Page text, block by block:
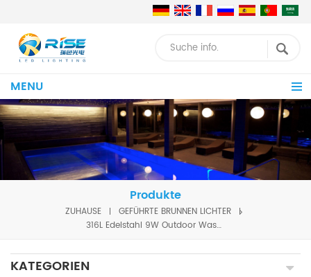
MENU
Produkte
ZUHAUSE
GEFÜHRTE BRUNNEN LICHTER
316L Edelstahl 9W Outdoor Wasserbrunnen Garten Unterwasser-LED-Leuchten für Brunnen Wasserbrunnenbeleuchtung
KATEGORIEN